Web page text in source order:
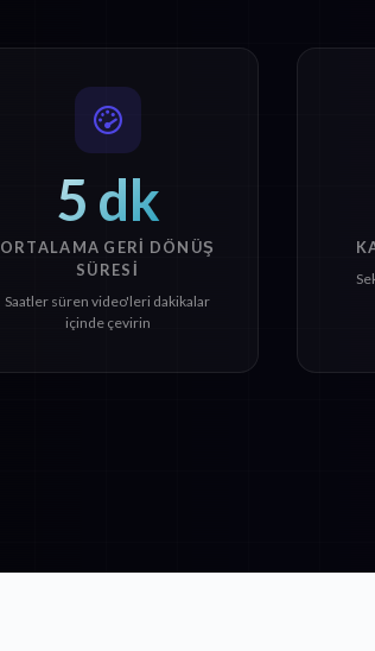
5 dk
ORTALAMA GERI DÖNÜŞ
SÜRESI
Saatler süren video'leri dakikalar
içinde çevirin